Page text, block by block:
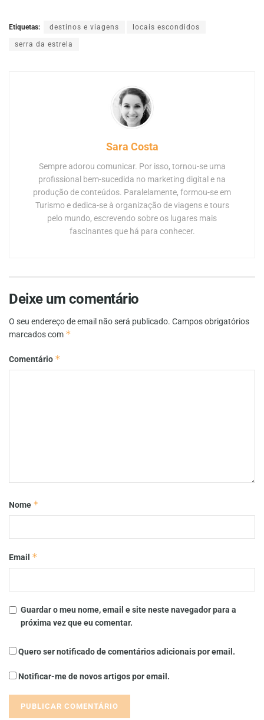
Etiquetas: destinos e viagens locais escondidos
serra da estrela
Sara Costa
Sempre adorou comunicar. Por isso, tornou-se uma
profissional bem-sucedida no marketing digital e na
produção de conteúdos. Paralelamente, formou-se em
Turismo e dedica-se à organização de viagens e tours
pelo mundo, escrevendo sobre os lugares mais
fascinantes que há para conhecer.
Deixe um comentário
O seu endereço de email não será publicado. Campos obrigatórios
marcados com *
Comentário *
Nome *
Email *
Guardar o meu nome, email e site neste navegador para a
próxima vez que eu comentar.
Quero ser notificado de comentários adicionais por email.
Notificar-me de novos artigos por email.